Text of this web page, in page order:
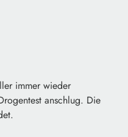
immer wieder
anschlug. Die